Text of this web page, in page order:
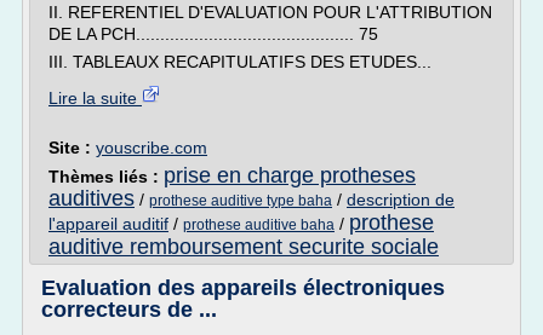
II. REFERENTIEL D'EVALUATION POUR L'ATTRIBUTION
DE LA PCH............................................. 75
III. TABLEAUX RECAPITULATIFS DES ETUDES...
Lire la suite
Site : youscribe.com
Thèmes liés : prise en charge protheses
auditives / prothese auditive type baha / description de
l'appareil auditif / prothese auditive baha / prothese
auditive remboursement securite sociale
Evaluation des appareils électroniques
correcteurs de ...